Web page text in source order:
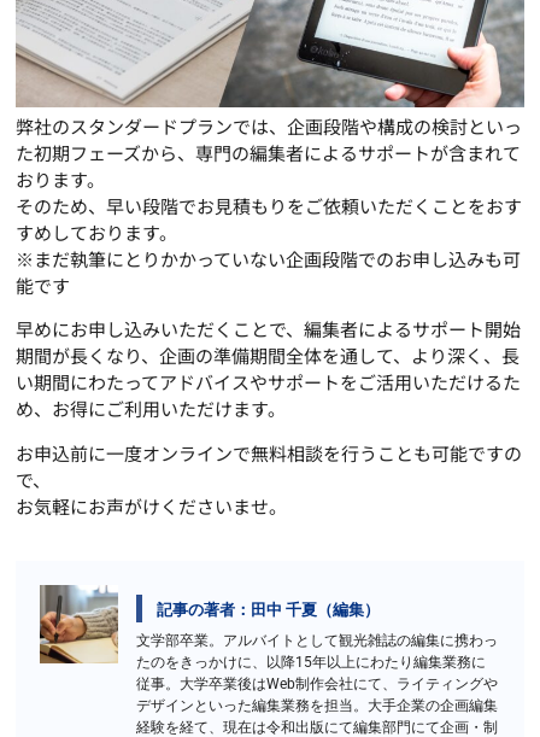
弊社のスタンダードプランでは、企画段階や構成の検討といっ
た初期フェーズから、専門の編集者によるサポートが含まれて
おります。
そのため、早い段階でお見積もりをご依頼いただくことをおす
すめしております。
※まだ執筆にとりかかっていない企画段階でのお申し込みも可
能です
早めにお申し込みいただくことで、編集者によるサポート開始
期間が長くなり、企画の準備期間全体を通して、より深く、長
い期間にわたってアドバイスやサポートをご活用いただけるた
め、お得にご利用いただけます。
お申込前に一度オンラインで無料相談を行うことも可能ですの
で、
お気軽にお声がけくださいませ。
記事の著者：田中 千夏（編集）
文学部卒業。アルバイトとして観光雑誌の編集に携わっ
たのをきっかけに、以降15年以上にわたり編集業務に
従事。大学卒業後はWeb制作会社にて、ライティングや
デザインといった編集業務を担当。大手企業の企画編集
経験を経て、現在は令和出版にて編集部門にて企画・制